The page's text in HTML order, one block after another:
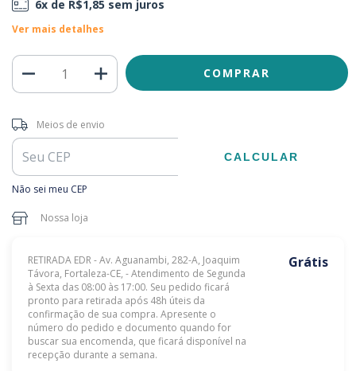
6x de R$1,85 sem juros
Ver mais detalhes
Entregas para o CEP:
Meios de envio
CALCULAR
Não sei meu CEP
Nossa loja
RETIRADA EDR - Av. Aguanambi, 282-A, Joaquim
Távora, Fortaleza-CE, - Atendimento de Segunda
à Sexta das 08:00 às 17:00. Seu pedido ficará
pronto para retirada após 48h úteis da
confirmação de sua compra. Apresente o
número do pedido e documento quando for
buscar sua encomenda, que ficará disponível na
recepção durante a semana.
Grátis